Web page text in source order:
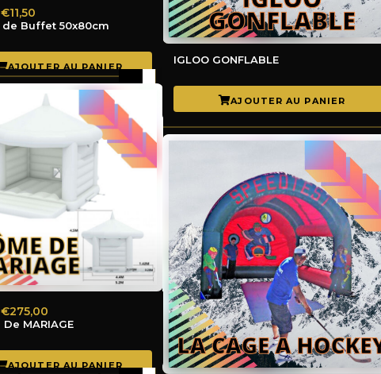
Buffet 50x80cm
€11,50
MARIAGE
€275,00
IGLOO GONFLABLE